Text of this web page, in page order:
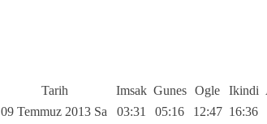
Tarih Imsak Gunes Ogle Ikindi
09 Temmuz 2013 Sa
03:31 05:16 12:47 16:36